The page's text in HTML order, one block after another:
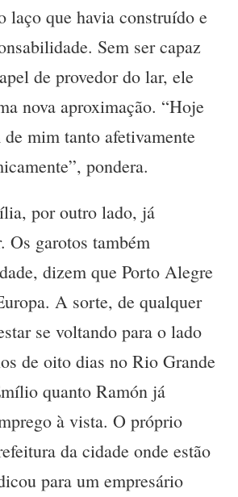
laço que havia construído e
Sem ser capaz
de provedor do lar, ele
nova aproximação. “Hoje
de mim tanto afetivamente
pondera.
por outro lado, já
Os garotos também
dizem que Porto Alegre
A sorte, de qualquer
se voltando para o lado
de oito dias no Rio Grande
quanto Ramón já
à vista. O próprio
da cidade onde estão
para um empresário